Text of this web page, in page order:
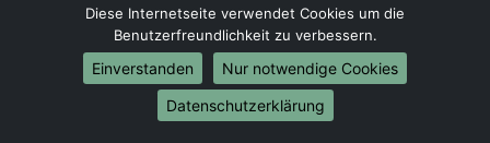
Umzug von Leverkusen nach Griechenland
Umzug von Leverkusen nach Italien
Umzug von Leverkusen nach Liechtenstein
Umzug von Leverkusen nach Luxemburg
Umzug von Leverkusen nach Niederlande
Diese Internetseite verwendet Cookies um die
Benutzerfreundlichkeit zu verbessern.
Einverstanden
Nur notwendige Cookies
Datenschutzerklärung